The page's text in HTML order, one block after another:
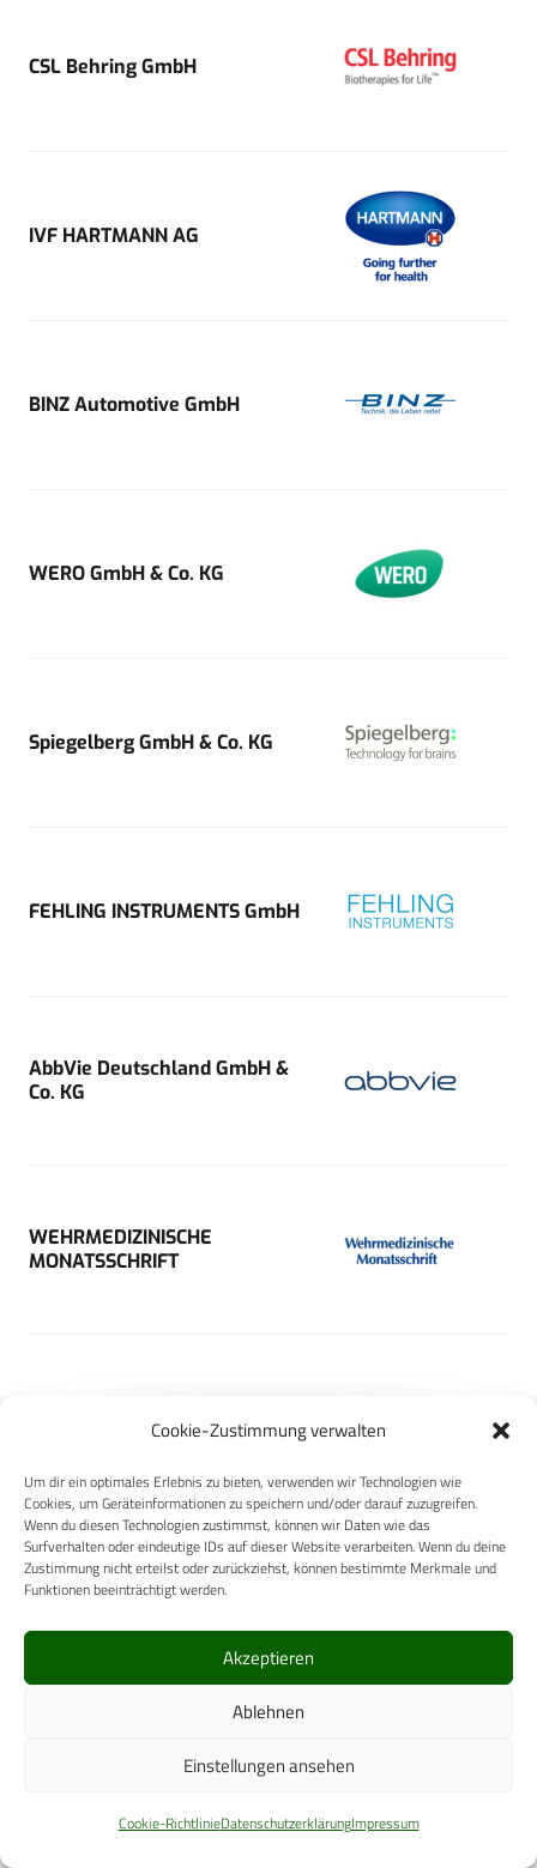
Cookie-Zustimmung verwalten
Um dir ein optimales Erlebnis zu bieten, verwenden wir Technologien wie
Cookies, um Geräteinformationen zu speichern und/oder darauf zuzugreifen.
Wenn du diesen Technologien zustimmst, können wir Daten wie das
Surfverhalten oder eindeutige IDs auf dieser Website verarbeiten. Wenn du deine
Zustimmung nicht erteilst oder zurückziehst, können bestimmte Merkmale und
Funktionen beeinträchtigt werden.
Akzeptieren
Ablehnen
Einstellungen ansehen
Cookie-RichtlinieDatenschutzerklärungImpressum
CSL Behring GmbH
IVF HARTMANN AG
BINZ Automotive GmbH
WERO GmbH & Co. KG
Spiegelberg GmbH & Co. KG
FEHLING INSTRUMENTS GmbH
AbbVie Deutschland GmbH &
Co. KG
WEHRMEDIZINISCHE
MONATSSCHRIFT
Carl-Zeiss-Straße 5
53340 Meckenheim
Telefon: +49 (0)2225 / 88 89 – 0
digital@cpm-verlag.de